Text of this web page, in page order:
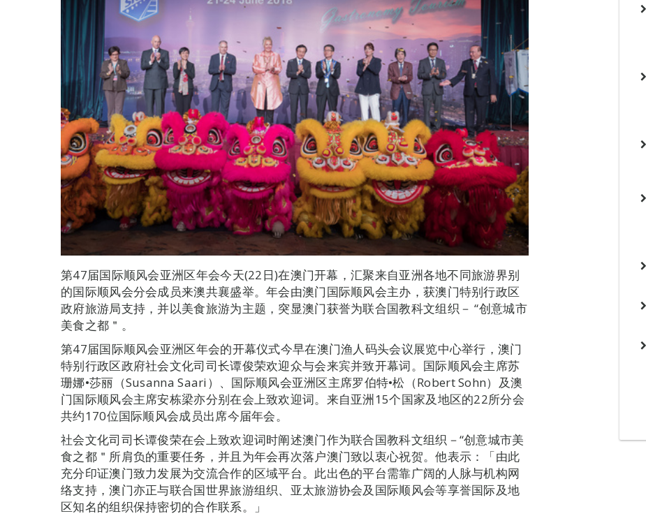
第47届国际顺风会亚洲区年会今天(22日)在澳门开幕，汇聚来自亚洲各地不同旅游界别
的国际顺风会分会成员来澳共襄盛举。年会由澳门国际顺风会主办，获澳门特别行政区
政府旅游局支持，并以美食旅游为主题，突显澳门获誉为联合国教科文组织－ “创意城市
美食之都＂。
第47届国际顺风会亚洲区年会的开幕仪式今早在澳门渔人码头会议展览中心举行，澳门
特别行政区政府社会文化司司长谭俊荣欢迎众与会来宾并致开幕词。国际顺风会主席苏
珊娜•莎丽（Susanna Saari）、国际顺风会亚洲区主席罗伯特•松（Robert Sohn）及澳
门国际顺风会主席安栋梁亦分别在会上致欢迎词。来自亚洲15个国家及地区的22所分会
共约170位国际顺风会成员出席今届年会。
社会文化司司长谭俊荣在会上致欢迎词时阐述澳门作为联合国教科文组织－“创意城市美
食之都＂所肩负的重要任务，并且为年会再次落户澳门致以衷心祝贺。他表示：「由此
充分印证澳门致力发展为交流合作的区域平台。此出色的平台需靠广阔的人脉与机构网
络支持，澳门亦正与联合国世界旅游组织、亚太旅游协会及国际顺风会等享誉国际及地
区知名的组织保持密切的合作联系。」